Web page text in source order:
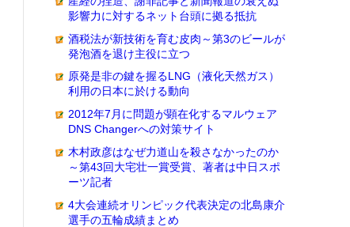
影響力に対するネット台頭に拠る抵抗
酒税法が新技術を育む皮肉～第3のビールが
発泡酒を退け主役に立つ
原発是非の鍵を握るLNG（液化天然ガス）
利用の日本に於ける動向
2012年7月に問題が顕在化するマルウェア
DNS Changerへの対策サイト
木村政彦はなぜ力道山を殺さなかったのか
～第43回大宅壮一賞受賞、著者は中日スポ
ーツ記者
4大会連続オリンピック代表決定の北島康介
選手の五輪成績まとめ